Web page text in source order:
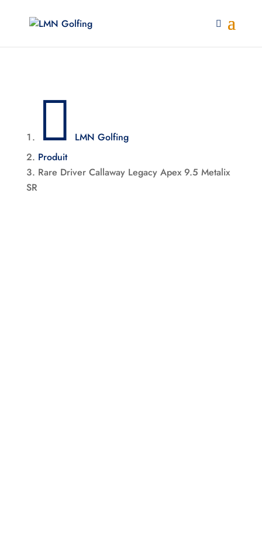

LMN Golfing
Produit
Rare Driver Callaway Legacy Apex 9.5 Metalix
SR